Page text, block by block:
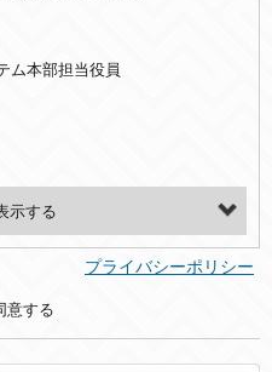
ム本部担当役員
プライバシーポリシー
意する